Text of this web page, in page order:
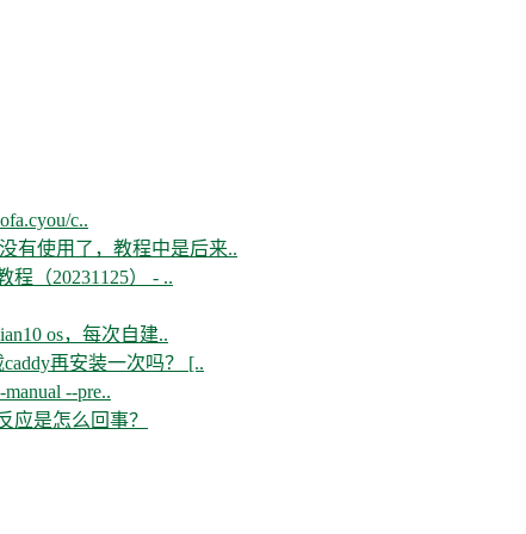
c..
有使用了，教程中是后来..
程（20231125） - ..
os，每次自建..
再安装一次吗？ [..
--pre..
应是怎么回事？